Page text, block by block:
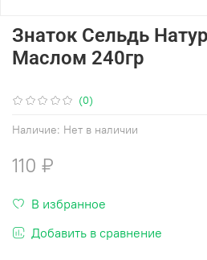
(0)
Наличие: Нет в наличии
Знаток Сельдь
Маслом 240гр
110 ₽
В избранное
Добавить в сравнение